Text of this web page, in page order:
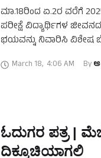
ಮಾ.18ರಿಂದ ಏ.2ರ ವರೆಗೆ
ಪರೀಕ್ಷೆ ವಿದ್ಯಾರ್ಥಿಗಳ
ಭಯವನ್ನು ನಿವಾರಿಸಿ ವಿಶೇಷ
March 18, 4:06 AM By
ಓದುಗರ ಪತ್ರ |
ದಿಕ್ಕೂಚಿಯಾಗಲಿ